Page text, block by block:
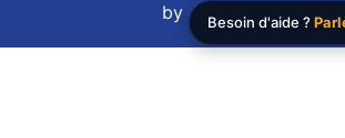
by Jonathan Fayewa
Besoin d'aide ?